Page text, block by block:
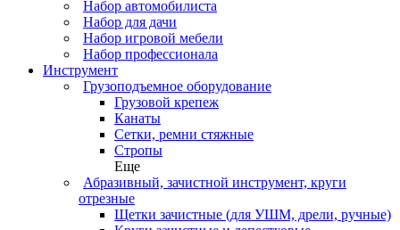
Набор автомобилиста
Набор для дачи
Набор игровой мебели
Набор профессионала
Инструмент
Грузоподъемное оборудование
Грузовой крепеж
Канаты
Сетки, ремни стяжные
Стропы
Еще
Абразивный, зачистной инструмент, круги
отрезные
Щетки зачистные (для УШМ, дрели, ручные)